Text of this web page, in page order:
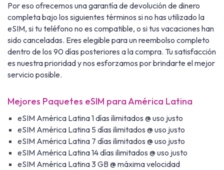
Por eso ofrecemos una garantía de devolución de dinero
completa bajo los siguientes términos si no has utilizado la
eSIM, si tu teléfono no es compatible, o si tus vacaciones han
sido canceladas. Eres elegible para un reembolso completo
dentro de los 90 días posteriores a la compra. Tu satisfacción
es nuestra prioridad y nos esforzamos por brindarte el mejor
servicio posible.
Mejores Paquetes eSIM para América Latina
eSIM América Latina 1 días ilimitados @ uso justo
eSIM América Latina 5 días ilimitados @ uso justo
eSIM América Latina 7 días ilimitados @ uso justo
eSIM América Latina 14 días ilimitados @ uso justo
eSIM América Latina 3 GB @ máxima velocidad